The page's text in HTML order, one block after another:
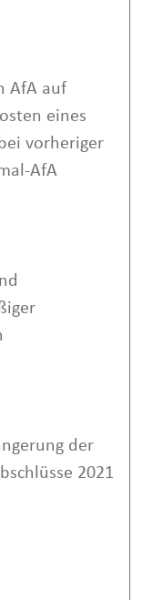
AfA auf
eines
vorheriger
AfA
der
2021